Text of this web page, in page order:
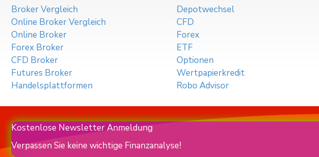
Broker Vergleich
Online Broker Vergleich
Online Broker
Forex Broker
CFD Broker
Futures Broker
Handelsplattformen
Depotwechsel
CFD
Forex
ETF
Optionen
Wertpapierkredit
Robo Advisor
Kostenlose Newsletter Anmeldung
Verpassen Sie keine wichtige Finanzanalyse!